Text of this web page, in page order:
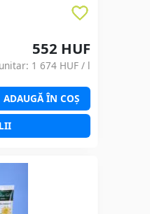
552 HUF
1 674 HUF / l
ADAUGĂ ÎN COȘ